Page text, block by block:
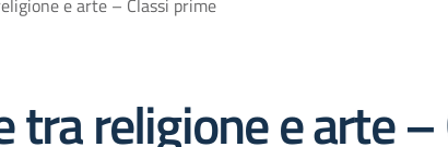
e arte – Classi prime
tra religione e arte